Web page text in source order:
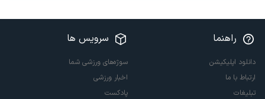
راهنما
دانلود اپلیکیشن
ارتباط با ما
تبلیغات
سرویس ها
سوژه‌های ورزشی شما
اخبار ورزشی
پادکست